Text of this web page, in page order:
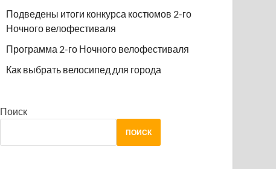
Подведены итоги конкурса костюмов 2-го
Ночного велофестиваля
Программа 2-го Ночного велофестиваля
Как выбрать велосипед для города
Поиск
ПОИСК